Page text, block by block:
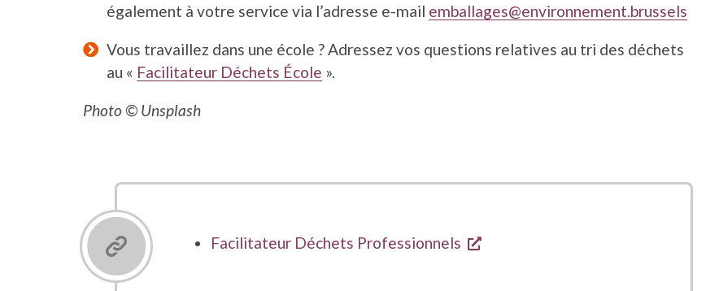
également à votre service via l’adresse e-mail emballages@environnement.brussels
Vous travaillez dans une école ? Adressez vos questions relatives au tri des déchets
au « Facilitateur Déchets École ».
Photo © Unsplash
Facilitateur Déchets Professionnels s'ouvre dans une nouvelle fenêtre